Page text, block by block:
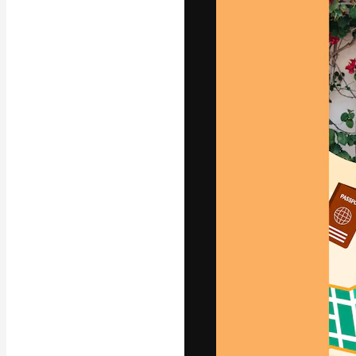
La plataforma
trabajo. Más
entre
Español
Copyright ©